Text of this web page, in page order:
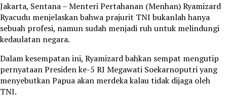
Jakarta, Sentana – Menteri Pertahanan (Menhan) Ryamizard
Ryacudu menjelaskan bahwa prajurit TNI bukanlah hanya
sebuah profesi, namun sudah menjadi ruh untuk melindungi
kedaulatan negara.
Dalam kesempatan ini, Ryamizard bahkan sempat mengutip
pernyataan Presiden ke-5 RI Megawati Soekarnoputri yang
menyebutkan Papua akan merdeka kalau tidak dijaga oleh
TNI.